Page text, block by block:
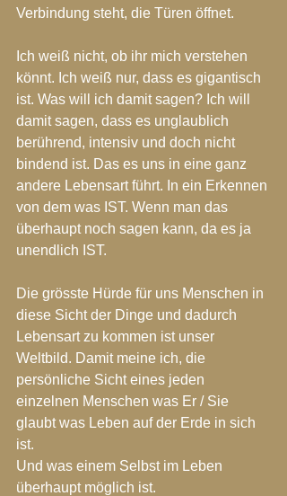
Verbindung steht, die Türen öffnet.
Ich weiß nicht, ob ihr mich verstehen
könnt. Ich weiß nur, dass es gigantisch
ist. Was will ich damit sagen? Ich will
damit sagen, dass es unglaublich
berührend, intensiv und doch nicht
bindend ist. Das es uns in eine ganz
andere Lebensart führt. In ein Erkennen
von dem was IST. Wenn man das
überhaupt noch sagen kann, da es ja
unendlich IST.
Die grösste Hürde für uns Menschen in
diese Sicht der Dinge und dadurch
Lebensart zu kommen ist unser
Weltbild. Damit meine ich, die
persönliche Sicht eines jeden
einzelnen Menschen was Er / Sie
glaubt was Leben auf der Erde in sich
ist.
Und was einem Selbst im Leben
überhaupt möglich ist.